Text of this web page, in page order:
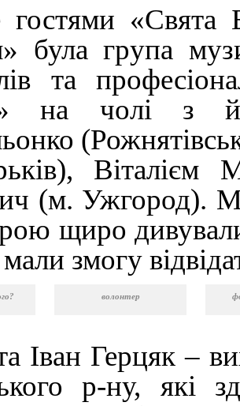
«Свята
була група
та
на чолі з
Віталієм
(м. Ужгород).
щиро
мали змогу
волонтер
Іван Герцяк –
р-ну, які